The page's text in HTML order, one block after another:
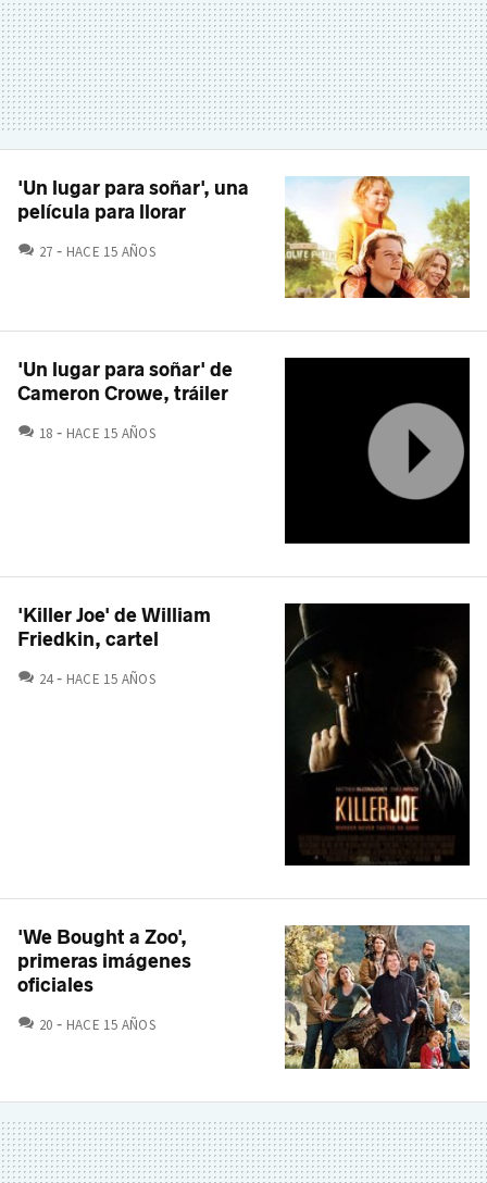
'Un lugar para soñar', una
película para llorar
27 COMENTARIOS
HACE 15 AÑOS
'Un lugar para soñar' de
Cameron Crowe, tráiler
18 COMENTARIOS
HACE 15 AÑOS
'Killer Joe' de William
Friedkin, cartel
24 COMENTARIOS
HACE 15 AÑOS
'We Bought a Zoo',
primeras imágenes
oficiales
20 COMENTARIOS
HACE 15 AÑOS